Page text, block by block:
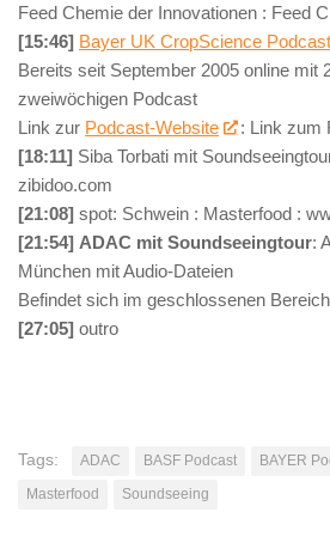
Feed Chemie der Innovationen : Feed
[15:46] Bayer UK CropScience
Bereits seit September 2005 online mit
zweiwöchigen Podcast
Link zur Podcast-Website
: Link zum
[18:11] Siba Torbati mit
zibidoo.com
[21:08] spot: Schwein : Masterfood :
[21:54] ADAC mit Soundseeingtour:
München mit Audio-Dateien
Befindet sich im geschlossenen
[27:05] outro
Tags: ADAC BASF Podcast BAYER
Masterfood
Soundseeing